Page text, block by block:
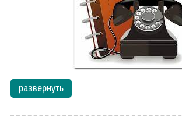
развернуть